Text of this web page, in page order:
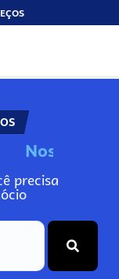
No
precisa